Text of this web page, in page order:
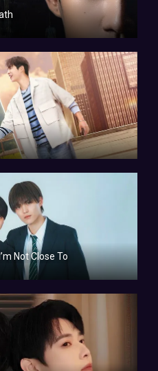
Not Close To